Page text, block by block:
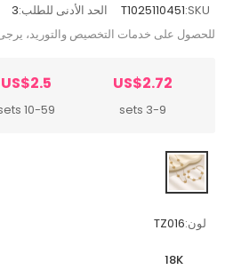
SKU:
T1025110451 الحد الأدنى للطلب:3
للحصول على خدمات التخصيص والتوريد،
US$2.72
3-9 sets
US$2.5
10-59 sets
لون:TZ016
18K